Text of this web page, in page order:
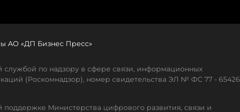
АО «ДП Бизнес Пресс»
по надзору в сфере связи, информационных
(Роскомнадзор), номер свидетельства ЭЛ № ФС 77 - 65426
Министерства цифрового развития, связи и